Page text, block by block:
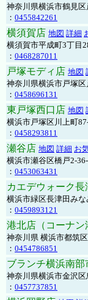
神奈川県横浜市鶴見
： 0455842261
横須賀店 地図 詳細
横須賀市平成町3丁目
： 0468287011
戸塚モディ店 地図
神奈川県横浜市戸塚区
： 0458696131
東戸塚西口店 地図
横浜市戸塚区川上町
： 0458293811
瀬谷店 地図 詳細 お
横浜市瀬谷区橋戸2-
： 0453063431
カエデウォーク長
横浜市緑区長津田み
： 0459893121
港北店（コーナン
神奈川県 横浜市都筑
： 0454786851
ブランチ横浜南部
神奈川県横浜市金沢区
： 0457737851